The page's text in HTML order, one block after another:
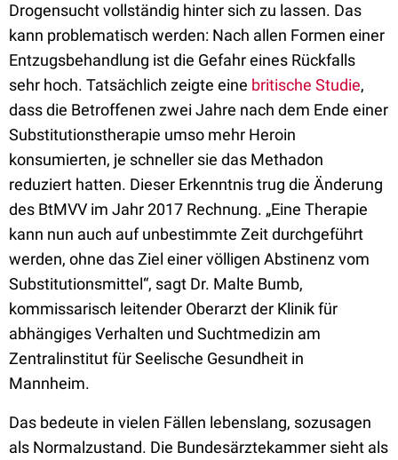
Drogensucht vollständig hinter sich zu lassen. Das
kann problematisch werden: Nach allen Formen einer
Entzugsbehandlung ist die Gefahr eines Rückfalls
sehr hoch. Tatsächlich zeigte eine britische Studie,
dass die Betroffenen zwei Jahre nach dem Ende einer
Substitutionstherapie umso mehr Heroin
konsumierten, je schneller sie das Methadon
reduziert hatten. Dieser Erkenntnis trug die Änderung
des BtMVV im Jahr 2017 Rechnung. „Eine Therapie
kann nun auch auf unbestimmte Zeit durchgeführt
werden, ohne das Ziel einer völligen Abstinenz vom
Substitutionsmittel“, sagt Dr. Malte Bumb,
kommissarisch leitender Oberarzt der Klinik für
abhängiges Verhalten und Suchtmedizin am
Zentralinstitut für Seelische Gesundheit in
Mannheim.
Das bedeute in vielen Fällen lebenslang, sozusagen
als Normalzustand. Die Bundesärztekammer sieht als